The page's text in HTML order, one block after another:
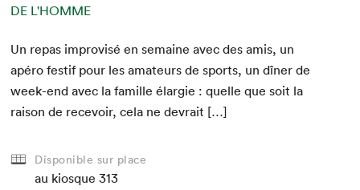
DE L'HOMME
Un repas impro­visé en semaine avec des amis, un
apéro fes­tif pour les ama­teurs de sports, un dîn­er de
week-end avec la famille élargie : quelle que soit la
rai­son de recevoir, cela ne devrait […]
Disponible sur place
au kiosque 313